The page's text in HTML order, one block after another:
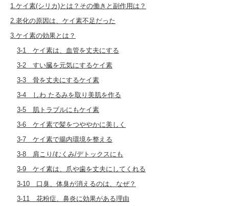
1.ケイ素(シリカ)とは？その働きと副作用は？
2.老化の原因は、ケイ素不足だった
3.ケイ素の効果とは？
3-1 ケイ素は、血管を丈夫にする
3-2 すい臓を元気にするケイ素
3-3 骨を丈夫にするケイ素
3-4 しわ たるみを取り美肌を作る
3-5 肌トラブルにもケイ素
3-6 ケイ素で髪をつややかに美しく
3-7 ケイ素で腸内環境を整える
3-8 肩こり/むくみ/デトックスにも
3-9 ケイ素は、爪や歯を丈夫にしてくれる
3-10 口臭、体臭が消えるのは、なぜ？
3-11 花粉症、鼻炎に効果がある理由